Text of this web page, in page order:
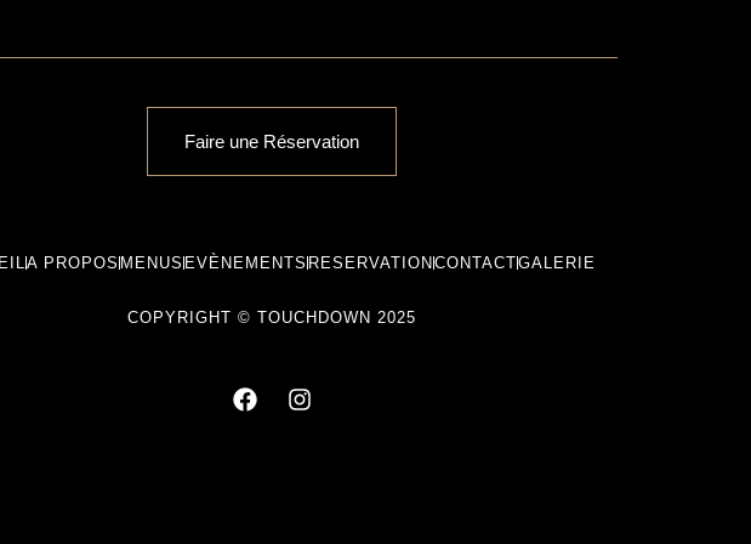
Faire une Réservation
A PROPOS MENUS EVÈNEMENTS RESERVATION CONTACTGALERIE
COPYRIGHT © TOUCHDOWN 2025